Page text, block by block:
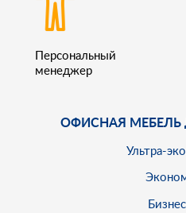
Персональный
менеджер
ОФИСНАЯ
Ультра-